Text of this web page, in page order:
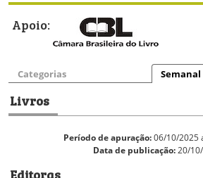
Apoio:
Categorias Semanal
Livros
Período de apuração:06/10/2025
Data de publicação:20/